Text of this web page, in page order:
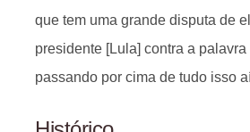
que tem uma grande disputa de
presidente [Lula] contra a
passando por cima de tudo isso